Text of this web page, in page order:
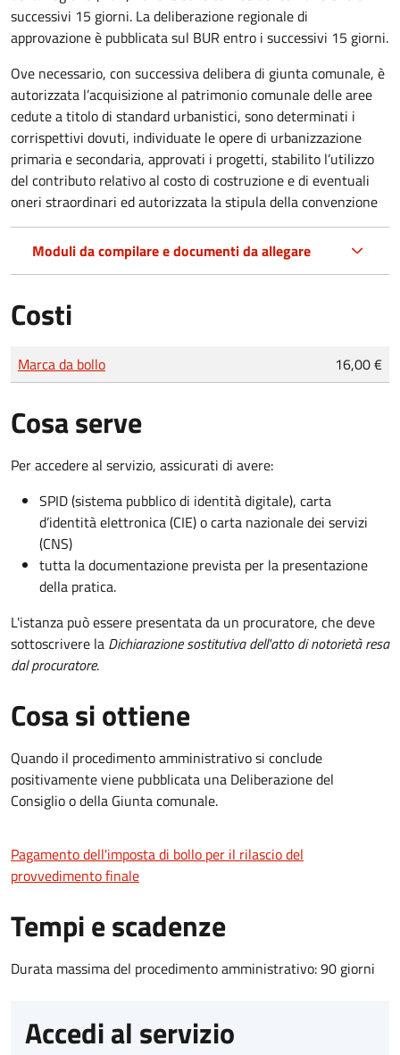
successivi 15 giorni. La deliberazione regionale di
approvazione è pubblicata sul BUR entro i successivi 15 giorni.
Ove necessario, con successiva delibera di giunta comunale, è
autorizzata l’acquisizione al patrimonio comunale delle aree
cedute a titolo di standard urbanistici, sono determinati i
corrispettivi dovuti, individuate le opere di urbanizzazione
primaria e secondaria, approvati i progetti, stabilito l’utilizzo
del contributo relativo al costo di costruzione e di eventuali
oneri straordinari ed autorizzata la stipula della convenzione
Moduli da compilare e documenti da allegare
Costi
Tipo di pagamento
Importo
Marca da bollo 16,00 €
Cosa serve
Per accedere al servizio, assicurati di avere:
SPID (sistema pubblico di identità digitale), carta
d’identità elettronica (CIE) o carta nazionale dei servizi
(CNS)
tutta la documentazione prevista per la presentazione
della pratica.
L'istanza può essere presentata da un procuratore, che deve
sottoscrivere la Dichiarazione sostitutiva dell'atto di notorietà resa
dal procuratore.
Cosa si ottiene
Quando il procedimento amministrativo si conclude
positivamente viene pubblicata una Deliberazione del
Consiglio o della Giunta comunale.
Pagamento dell'imposta di bollo per il rilascio del
provvedimento finale
Tempi e scadenze
Durata massima del procedimento amministrativo: 90 giorni
Accedi al servizio